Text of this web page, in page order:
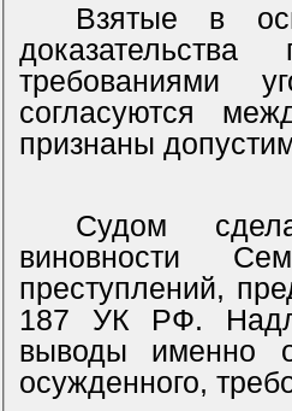
Взятые в
требованиями
согласуются
признаны
Судом
виновности
преступлений,
187 УК РФ.
выводы именно
осужденного,